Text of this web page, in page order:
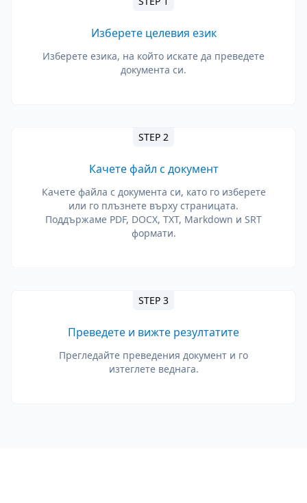
Изберете целевия език
Изберете езика, на който искате да преведете
документа си.
STEP 2
Качете файл с документ
Качете файла с документа си, като го изберете
или го плъзнете върху страницата.
Поддържаме PDF, DOCX, TXT, Markdown и SRT
формати.
STEP 3
Преведете и вижте резултатите
Прегледайте преведения документ и го
изтеглете веднага.